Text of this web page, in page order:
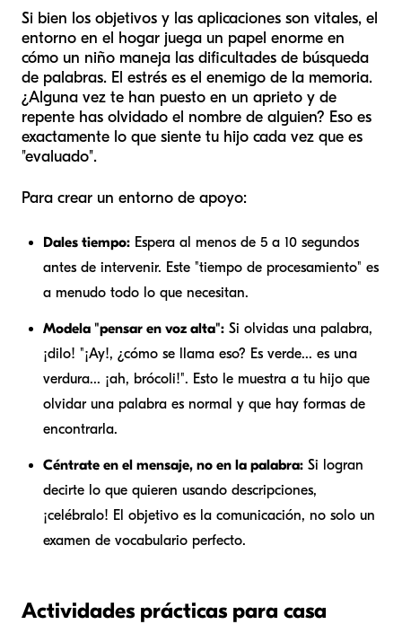
Si bien los objetivos y las aplicaciones son vitales, el
entorno en el hogar juega un papel enorme en
cómo un niño maneja las dificultades de búsqueda
de palabras. El estrés es el enemigo de la memoria.
¿Alguna vez te han puesto en un aprieto y de
repente has olvidado el nombre de alguien? Eso es
exactamente lo que siente tu hijo cada vez que es
"evaluado".
Para crear un entorno de apoyo:
Dales tiempo: Espera al menos de 5 a 10 segundos
antes de intervenir. Este "tiempo de procesamiento" es
a menudo todo lo que necesitan.
Modela "pensar en voz alta": Si olvidas una palabra,
¡dilo! "¡Ay!, ¿cómo se llama eso? Es verde... es una
verdura... ¡ah, brócoli!". Esto le muestra a tu hijo que
olvidar una palabra es normal y que hay formas de
encontrarla.
Céntrate en el mensaje, no en la palabra: Si logran
decirte lo que quieren usando descripciones,
¡celébralo! El objetivo es la comunicación, no solo un
examen de vocabulario perfecto.
Actividades prácticas para casa